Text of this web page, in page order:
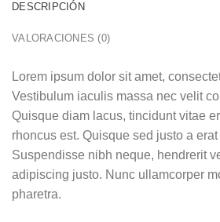
DESCRIPCIÓN
VALORACIONES (0)
Lorem ipsum dolor sit amet,
Vestibulum iaculis massa nec velit
Quisque diam lacus, tincidunt vitae
rhoncus est. Quisque sed justo a
Suspendisse nibh neque, hendrerit
adipiscing justo. Nunc ullamcorper
pharetra.